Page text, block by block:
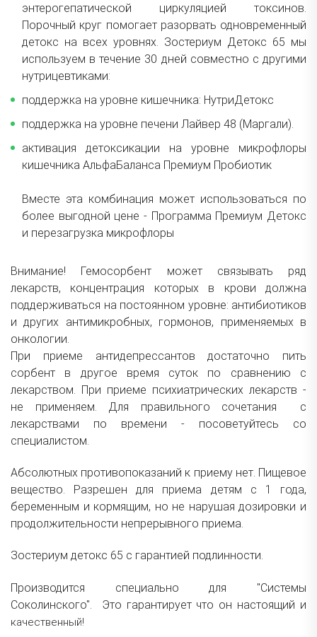
энтерогепатической циркуляцией токсинов.
Порочный круг помогает разорвать одновременный
детокс на всех уровнях. Зостериум Детокс 65 мы
используем в течение 30 дней совместно с другими
нутрицевтиками:
поддержка на уровне кишечника: НутриДетокс
поддержка на уровне печени Лайвер 48 (Маргали).
активация детоксикации на уровне микрофлоры
кишечника АльфаБаланса Премиум Пробиотик
Вместе эта комбинация может использоваться по
более выгодной цене - Программа Премиум Детокс
и перезагрузка микрофлоры
Внимание! Гемосорбент может связывать ряд
лекарств, концентрация которых в крови должна
поддерживаться на постоянном уровне: антибиотиков
и других антимикробных, гормонов, применяемых в
онкологии.
При приеме антидепрессантов достаточно пить
сорбент в другое время суток по сравнению с
лекарством. При приеме психиатрических лекарств -
не применяем. Для правильного сочетания с
лекарствами по времени - посоветуйтесь со
специалистом.
Абсолютных противопоказаний к приему нет. Пищевое
вещество. Разрешен для приема детям с 1 года,
беременным и кормящим, но не нарушая дозировки и
продолжительности непрерывного приема.
Зостериум детокс 65 с гарантией подлинности.
Производится специально для "Системы
Соколинского". Это гарантирует что он настоящий и
качественный!